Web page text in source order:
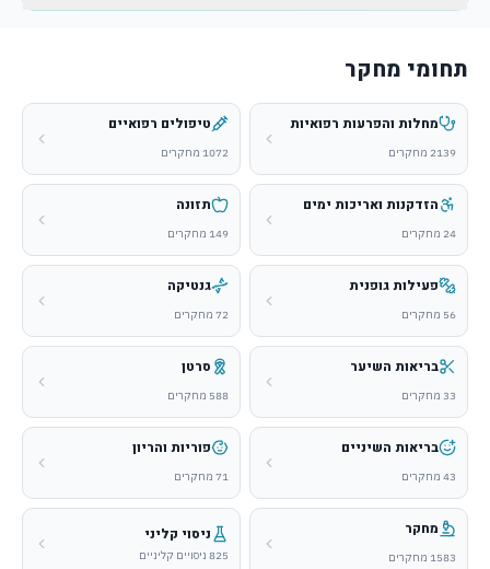
תחומי מחקר
מחלות והפרעות רפואיות
2139 מחקרים
טיפולים רפואיים
1072 מחקרים
הזדקנות ואריכות ימים
24 מחקרים
תזונה
149 מחקרים
פעילות גופנית
56 מחקרים
גנטיקה
72 מחקרים
בריאות השיער
33 מחקרים
סרטן
588 מחקרים
בריאות השיניים
43 מחקרים
פוריות והריון
71 מחקרים
מחקר
1583 מחקרים
ניסוי קליני
825 ניסויים קליניים
מעקב אחרי תחומים שמעניינים אותך
משתמשים רשומים יכולים לשאול עד 5 שאלות ללא תשלום
מה המחקרים החדשים על סנוליטיקה?
שאלו את ה-AI על מחקרים רפואיים
הירשמו כדי לשאול את ה-AI